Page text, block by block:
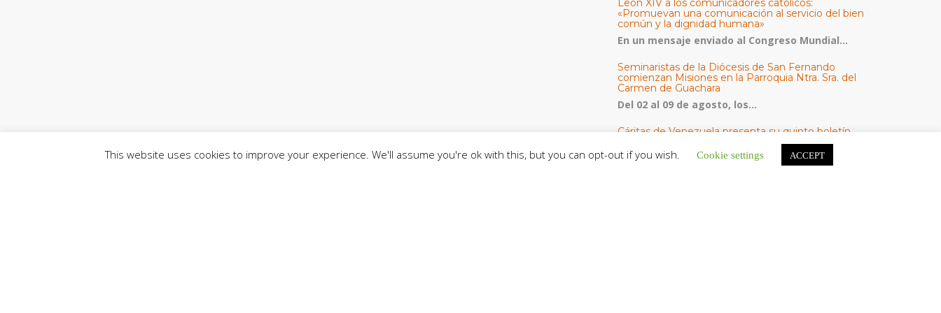
León XIV a los comunicadores católicos:
«Promuevan una comunicación al servicio del bien
común y la dignidad humana»
En un mensaje enviado al Congreso Mundial...
Seminaristas de la Diócesis de San Fernando
comienzan Misiones en la Parroquia Ntra. Sra. del
Carmen de Guachara
Del 02 al 09 de agosto, los...
Cáritas de Venezuela presenta su quinto boletín
sobre la atención a familias tras los terremotos
Cáritas de Venezuela publicó este martes 4...
This website uses cookies to improve your experience. We'll assume you're ok with this, but you can opt-out if you wish. Cookie settings ACCEPT